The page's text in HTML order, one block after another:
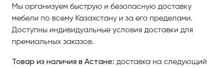
мастерами, Gianfranco Ferré Home создает
продукцию, которая переопределяет концепцию
роскоши и стиля. Их работы придают интерьерам
уникальность и функциональность, делая
комфортным.
Мы организуем быструю и безопасную доставку
мебели по всему Казахстану и за его пределами.
Доступны индивидуальные условия доставки для
премиальных заказов.
Товар из наличия в Астане: доставка на следующий